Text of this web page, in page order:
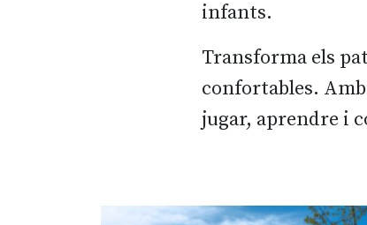
infants.
Transforma els
confortables.
jugar, aprendre i